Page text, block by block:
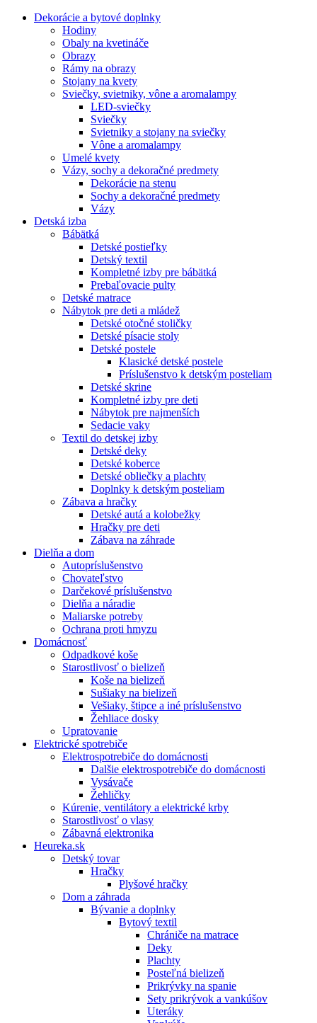
Dekorácie a bytové doplnky
Hodiny
Obaly na kvetináče
Obrazy
Rámy na obrazy
Stojany na kvety
Sviečky, svietniky, vône a aromalampy
LED-sviečky
Sviečky
Svietniky a stojany na sviečky
Vône a aromalampy
Umelé kvety
Vázy, sochy a dekoračné predmety
Dekorácie na stenu
Sochy a dekoračné predmety
Vázy
Detská izba
Bábätká
Detské postieľky
Detský textil
Kompletné izby pre bábätká
Prebaľovacie pulty
Detské matrace
Nábytok pre deti a mládež
Detské otočné stoličky
Detské písacie stoly
Detské postele
Klasické detské postele
Príslušenstvo k detským posteliam
Detské skrine
Kompletné izby pre deti
Nábytok pre najmenších
Sedacie vaky
Textil do detskej izby
Detské deky
Detské koberce
Detské obliečky a plachty
Doplnky k detským posteliam
Zábava a hračky
Detské autá a kolobežky
Hračky pre deti
Zábava na záhrade
Dielňa a dom
Autopríslušenstvo
Chovateľstvo
Darčekové príslušenstvo
Dielňa a náradie
Maliarske potreby
Ochrana proti hmyzu
Domácnosť
Odpadkové koše
Starostlivosť o bielizeň
Koše na bielizeň
Sušiaky na bielizeň
Vešiaky, štipce a iné príslušenstvo
Žehliace dosky
Upratovanie
Elektrické spotrebiče
Elektrospotrebiče do domácnosti
Dalšie elektrospotrebiče do domácnosti
Vysávače
Žehličky
Kúrenie, ventilátory a elektrické krby
Starostlivosť o vlasy
Zábavná elektronika
Heureka.sk
Detský tovar
Hračky
Plyšové hračky
Dom a záhrada
Bývanie a doplnky
Bytový textil
Chrániče na matrace
Deky
Plachty
Posteľná bielizeň
Prikrývky na spanie
Sety prikrývok a vankúšov
Uteráky